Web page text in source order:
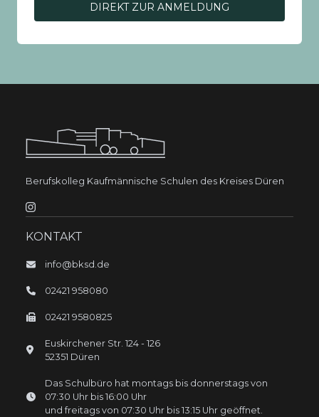
DIREKT ZUR ANMELDUNG
Berufskolleg Kaufmännische Schulen des Kreises Düren
KONTAKT
info@bksd.de
02421 958080
02421 9580825
Euskirchener Str. 124 - 126
52351 Düren
Das Schulbüro hat montags bis donnerstags von
07:30 Uhr bis 16:00 Uhr
und freitags von 07:30 Uhr bis 13:15 Uhr geöffnet.